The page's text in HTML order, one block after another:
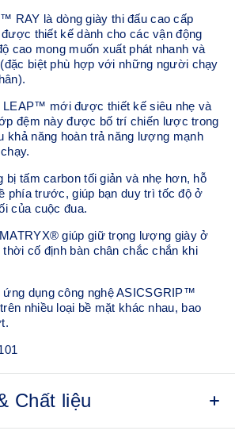
RAY là dòng giày thi đấu cao cấp
thiết kế dành cho các vận động
cao mong muốn xuất phát nhanh và
biệt phù hợp với những người chạy
LEAP™ mới được thiết kế siêu nhẹ và
đệm này được bố trí chiến lược trong
khả năng hoàn trả năng lượng mạnh
tấm carbon tối giản và nhẹ hơn, hỗ
phía trước, giúp bạn duy trì tốc độ ở
của cuộc đua.​
giúp giữ trọng lượng giày ở
cố định bàn chân chắc chắn khi
dụng công nghệ ASICSGRIP™
nhiều loại bề mặt khác nhau, bao
Chất liệu